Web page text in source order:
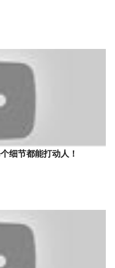
细节都能打动人！